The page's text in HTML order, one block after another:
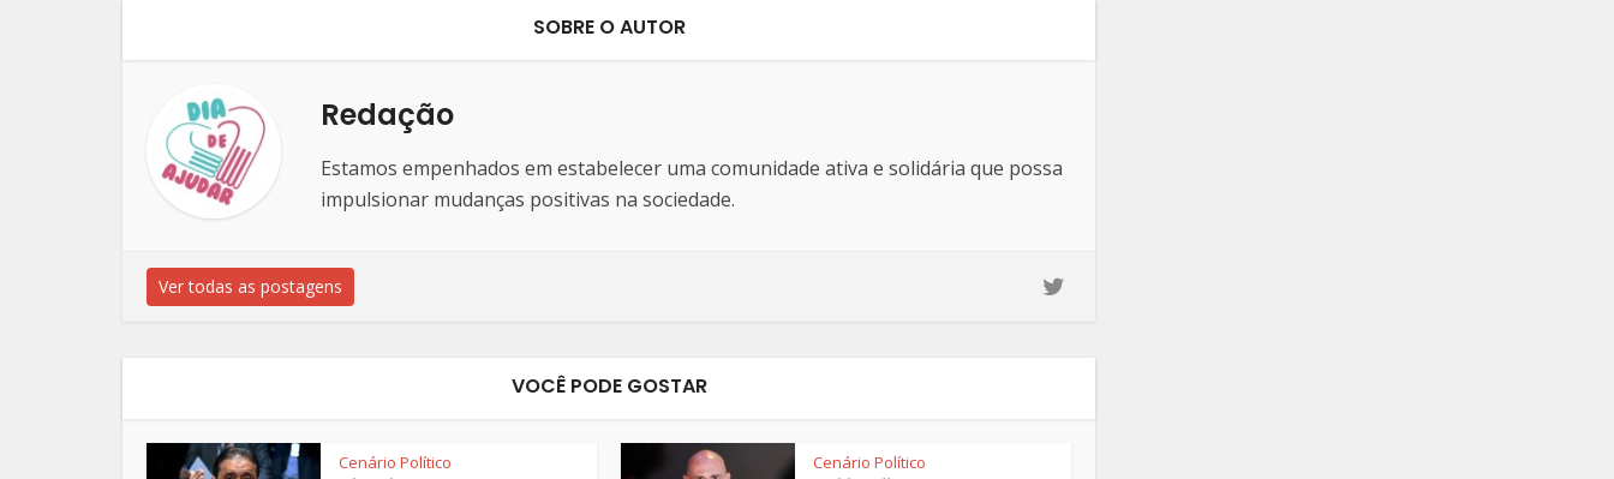
SOBRE O AUTOR
Redação
Estamos empenhados em estabelecer uma comunidade ativa e solidária que possa
impulsionar mudanças positivas na sociedade.
Ver todas as postagens
VOCÊ PODE GOSTAR
Cenário Político Cenário Político